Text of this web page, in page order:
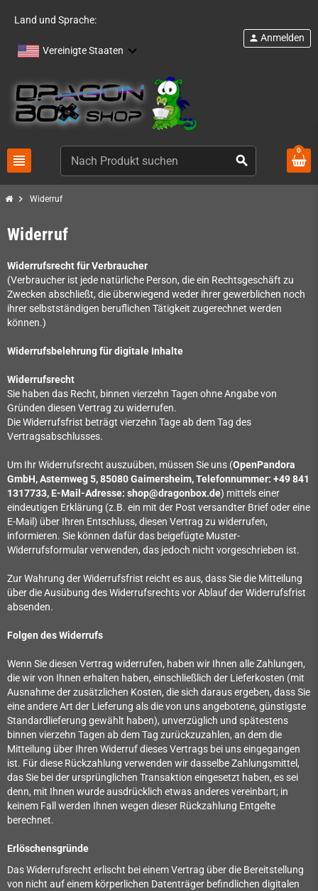
Land und Sprache:
Vereinigte Staaten
view_headline search
person Anmelden
0
chevron_right Widerruf
Widerruf
Widerrufsrecht für Verbraucher
(Verbraucher ist jede natürliche Person, die ein Rechtsgeschäft zu
Zwecken abschließt, die überwiegend weder ihrer gewerblichen noch
ihrer selbstständigen beruflichen Tätigkeit zugerechnet werden
können.)
Widerrufsbelehrung für digitale Inhalte
Widerrufsrecht
Sie haben das Recht, binnen vierzehn Tagen ohne Angabe von
Gründen diesen Vertrag zu widerrufen.
Die Widerrufsfrist beträgt vierzehn Tage ab dem Tag des
Vertragsabschlusses.
Um Ihr Widerrufsrecht auszuüben, müssen Sie uns (OpenPandora
GmbH, Asternweg 5, 85080 Gaimersheim, Telefonnummer: +49 841
1317733, E-Mail-Adresse: shop@dragonbox.de) mittels einer
eindeutigen Erklärung (z.B. ein mit der Post versandter Brief oder eine
E-Mail) über Ihren Entschluss, diesen Vertrag zu widerrufen,
informieren. Sie können dafür das beigefügte Muster-
Widerrufsformular verwenden, das jedoch nicht vorgeschrieben ist.
Zur Wahrung der Widerrufsfrist reicht es aus, dass Sie die Mitteilung
über die Ausübung des Widerrufsrechts vor Ablauf der Widerrufsfrist
absenden.
Folgen des Widerrufs
Wenn Sie diesen Vertrag widerrufen, haben wir Ihnen alle Zahlungen,
die wir von Ihnen erhalten haben, einschließlich der Lieferkosten (mit
Ausnahme der zusätzlichen Kosten, die sich daraus ergeben, dass Sie
eine andere Art der Lieferung als die von uns angebotene, günstigste
Standardlieferung gewählt haben), unverzüglich und spätestens
binnen vierzehn Tagen ab dem Tag zurückzuzahlen, an dem die
Mitteilung über Ihren Widerruf dieses Vertrags bei uns eingegangen
ist. Für diese Rückzahlung verwenden wir dasselbe Zahlungsmittel,
das Sie bei der ursprünglichen Transaktion eingesetzt haben, es sei
denn, mit Ihnen wurde ausdrücklich etwas anderes vereinbart; in
keinem Fall werden Ihnen wegen dieser Rückzahlung Entgelte
berechnet.
Erlöschensgründe
Das Widerrufsrecht erlischt bei einem Vertrag über die Bereitstellung
von nicht auf einem körperlichen Datenträger befindlichen digitalen